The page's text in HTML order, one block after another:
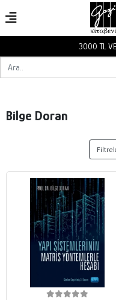
3000 TL
Bilge Doran